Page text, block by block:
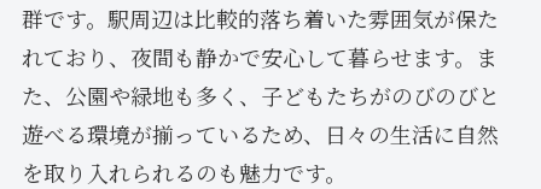
群です。駅周辺は比較的落ち着いた雰囲気が保た
れており、夜間も静かで安心して暮らせます。ま
た、公園や緑地も多く、子どもたちがのびのびと
遊べる環境が揃っているため、日々の生活に自然
を取り入れられるのも魅力です。